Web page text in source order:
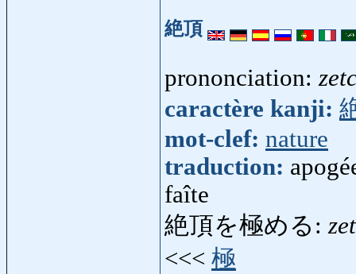
絶頂
prononciation:
caractère kanji:
mot-clef: nature
traduction:
faîte
絶頂を極める:
<<< 極